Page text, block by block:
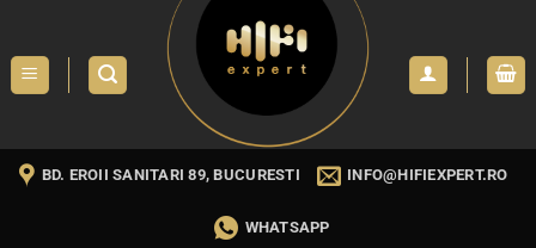
content
BD. EROII SANITARI 89, BUCURESTI INFO@HIFIEXPERT.RO
WHATSAPP